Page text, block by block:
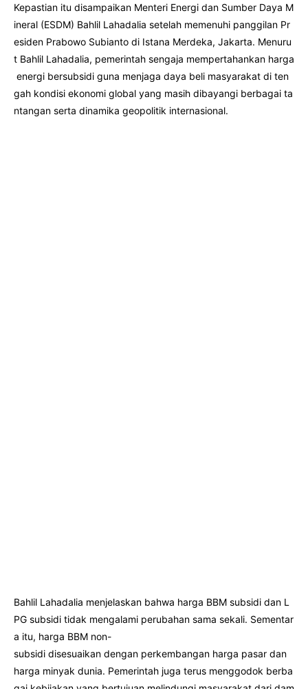
Kepastian itu disampaikan Menteri Energi dan Sumber Daya M
ineral (ESDM) Bahlil Lahadalia setelah memenuhi panggilan Pr
esiden Prabowo Subianto di Istana Merdeka, Jakarta. Menuru
t Bahlil Lahadalia, pemerintah sengaja mempertahankan harga
energi bersubsidi guna menjaga daya beli masyarakat di ten
gah kondisi ekonomi global yang masih dibayangi berbagai ta
ntangan serta dinamika geopolitik internasional.
Bahlil Lahadalia menjelaskan bahwa harga BBM subsidi dan L
PG subsidi tidak mengalami perubahan sama sekali. Sementar
a itu, harga BBM non-
subsidi disesuaikan dengan perkembangan harga pasar dan
harga minyak dunia. Pemerintah juga terus menggodok berba